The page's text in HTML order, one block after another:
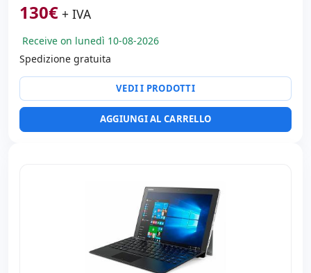
Porte: USB 2.0 · USB-C
Multimedia: Webcam · Webcam posteriore · Webcam
frontale
Connettività: WIFI · Bluetooth
Imballaggio hR
Dimensioni: 30x20x3 cm.
130€ + IVA
Receive on lunedì 10-08-2026
Spedizione gratuita
VEDI I PRODOTTI
AGGIUNGI AL CARRELLO